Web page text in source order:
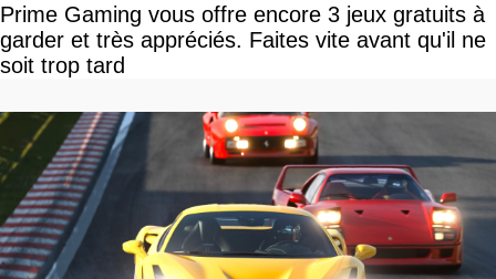
Prime Gaming vous offre encore 3 jeux gratuits à
garder et très appréciés. Faites vite avant qu'il ne
soit trop tard